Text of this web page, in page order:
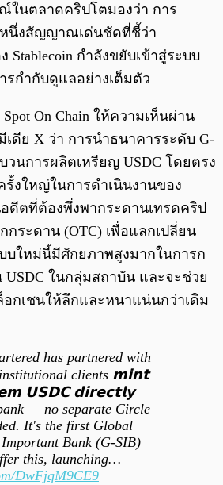
ในตลาดคริปโตมองว่า การ
หนึ่งสัญญาณเด่นชัดที่ชี้ว่า
Stablecoin กำลังขยับเข้าสู่ระบบ
รกำกับดูแลอย่างเต็มตัว
On Chain ให้ความเห็นผ่าน
ดีย X ว่า การนำธนาคารระดับ G-
วนการผลิตเหรียญ USDC โดยตรง
งใหญ่ในการดำเนินงานของ
ดีตที่ต้องพึ่งพากระดานเทรดคริป
กระดาน (OTC) เพื่อแลกเปลี่ยน
บบใหม่นี้มีศักยภาพสูงมากในการก
ในกลุ่มสถาบัน และจะช่วย
กเชนให้ลึกและหนาแน่นกว่าเดิม
has partnered with
clients 𝗺𝗶𝗻𝘁
𝗨𝗦𝗗𝗖 𝗱𝗶𝗿𝗲𝗰𝘁𝗹𝘆
— no separate Circle
It's the first Global
Bank (G-SIB)
this, launching…
DwFjqM9CE9